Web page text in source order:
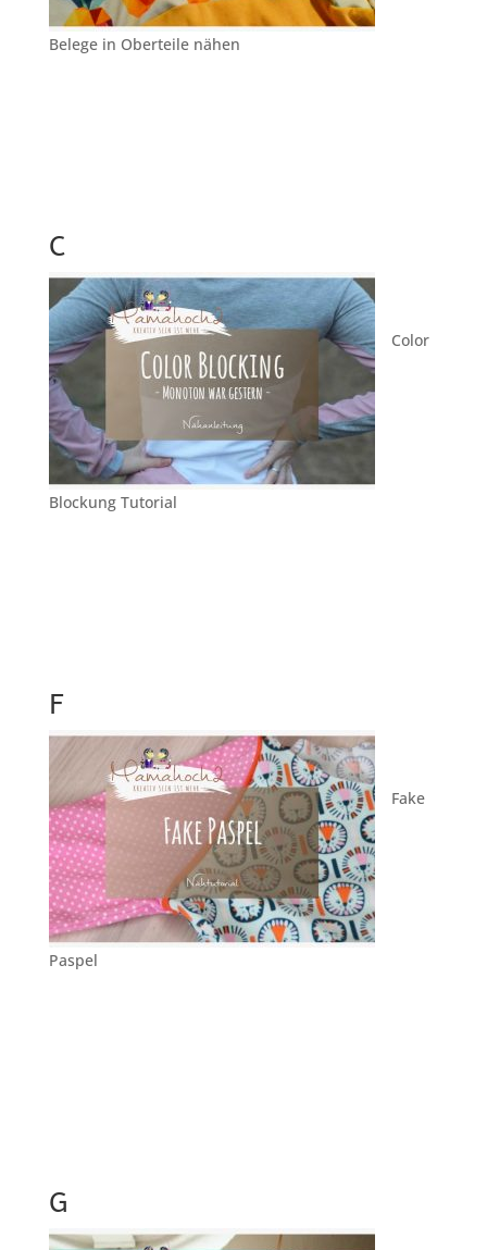
Belege in Oberteile nähen
C
Color
Blockung Tutorial
F
Fake
Paspel
G